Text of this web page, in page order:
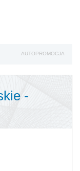
AUTOPROMOCJA
-